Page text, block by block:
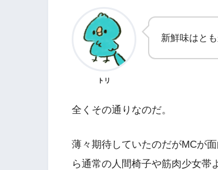
トリ
新鮮味はと
全くその通りなのだ。
薄々期待していたのだがMCが
ら通常の人間椅子や筋肉少女帯